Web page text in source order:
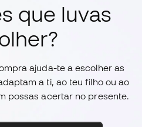
que luvas
ajuda-te a escolher as
a ti, ao teu filho ou ao
possas acertar no presente.